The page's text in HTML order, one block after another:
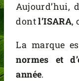
Aujourd’hui,
dontl’ISARA,
La marque
normes et
année.